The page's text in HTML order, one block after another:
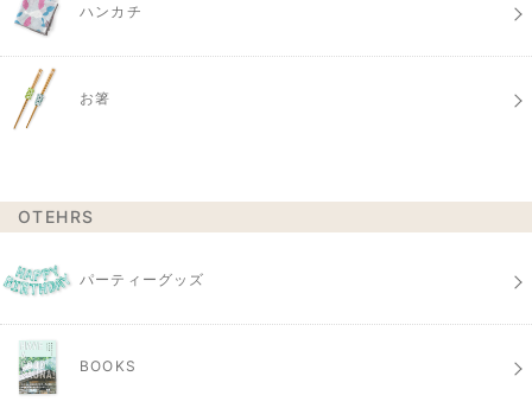
ハンカチ
お箸
OTEHRS
パーティーグッズ
BOOKS